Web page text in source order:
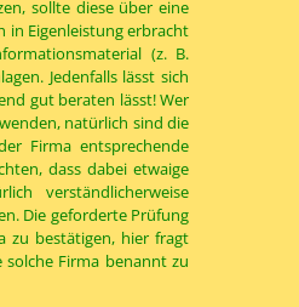
sollte diese über eine
in Eigenleistung erbracht
(z. B.
Jedenfalls lässt sich
gut beraten lässt! Wer
natürlich sind die
Firma entsprechende
dass dabei etwaige
verständlicherweise
Die geforderte Prüfung
zu bestätigen, hier fragt
Firma benannt zu